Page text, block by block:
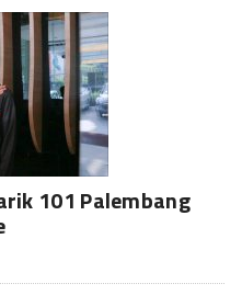
101 Palembang